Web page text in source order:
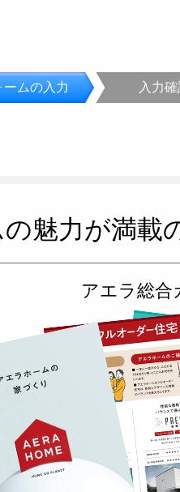
ームの入力 入力確
魅力が満載
アエラ総合